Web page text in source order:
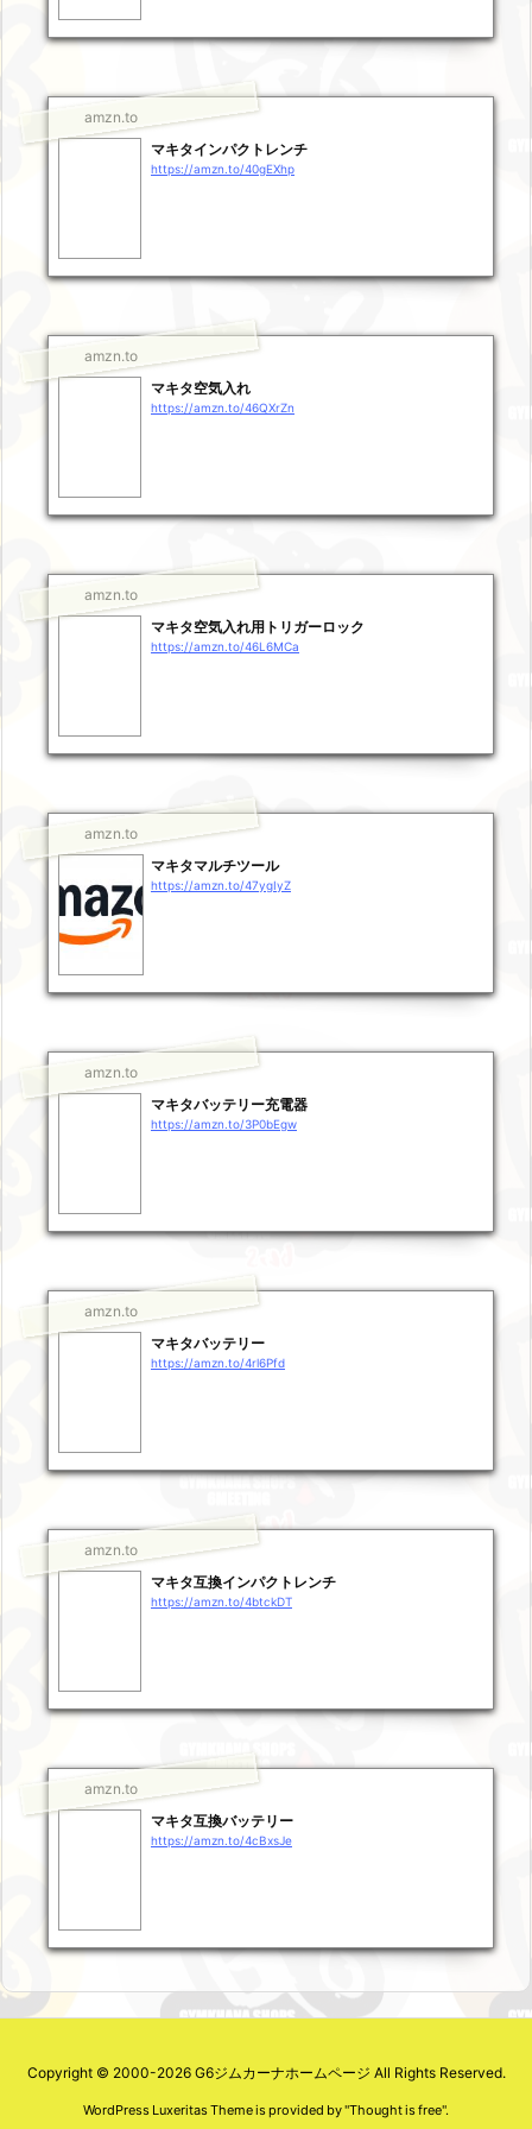
amzn.to
マキタインパクトレンチ
https://amzn.to/40gEXhp
amzn.to
マキタ空気入れ
https://amzn.to/46QXrZn
amzn.to
マキタ空気入れ用トリガーロック
https://amzn.to/46L6MCa
amzn.to
マキタマルチツール
https://amzn.to/47ygIyZ
amzn.to
マキタバッテリー充電器
https://amzn.to/3P0bEgw
amzn.to
マキタバッテリー
https://amzn.to/4rl6Pfd
amzn.to
マキタ互換インパクトレンチ
https://amzn.to/4btckDT
amzn.to
マキタ互換バッテリー
https://amzn.to/4cBxsJe
Copyright © 2000-2026 G6ジムカーナホームページ All Rights Reserved.
WordPress Luxeritas Theme is provided by "Thought is free".